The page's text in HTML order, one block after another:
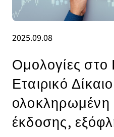
2025.09.08
Ομολογίες στο
Εταιρικό
ολοκληρωμένη
έκδοσης,